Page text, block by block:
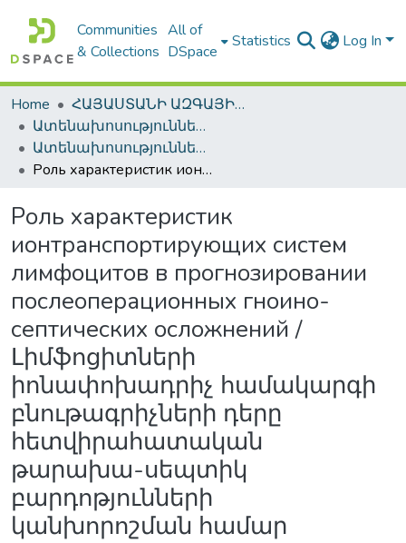
Communities
& Collections
All of
DSpace
Statistics Log In
Home
ՀԱՅԱՍՏԱՆԻ ԱԶԳԱՅԻՆ ԳՐԱԴԱՐԱՆԻ ԹՎԱՅԻՆ ՊԱՀՈՑ / DIGITAL REPOSITORY OF NLA
Ատենախոսություններ և սեղմագրեր / Theses & Abstracts
Ատենախոսություններ և սեղմագրեր / Theses & Abstracts
Роль характеристик ионтранспортирующих систем лимфоцитов в прогнозировании послеоперационных гноино-септических осложнений / Լիմֆոցիտների իոնափոխադրիչ համակարգի բնութագրիչների դերը հետվիրահատական թարախա-սեպտիկ բարդոթյունների կանխորոշման համար
Роль характеристик
ионтранспортирующих систем
лимфоцитов в прогнозировании
послеоперационных гноино-
септических осложнений /
Լիմֆոցիտների
իոնափոխադրիչ համակարգի
բնութագրիչների դերը
հետվիրահատական
թարախա-սեպտիկ
բարդոթյունների
կանխորոշման համար